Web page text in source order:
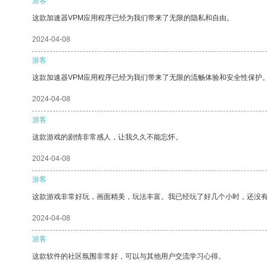
这款加速器VPM应用程序已经为我们带来了无限的隐私和自由。
2024-04-08
游客
这款加速器VPM应用程序已经为我们带来了无限的流畅体验和安全性保护。
2024-04-08
游客
这款游戏的剧情非常感人，让我久久不能忘怀。
2024-04-08
游客
这款游戏非常好玩，画面精美，玩法丰富。我已经玩了好几个小时，还没有
2024-04-08
游客
这款软件的社区氛围非常好，可以与其他用户交流学习心得。